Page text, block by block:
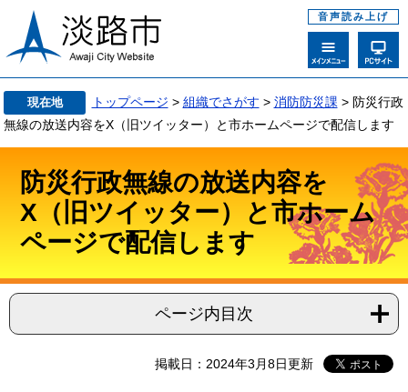
音声読み上げ
現在地 トップページ > 組織でさがす > 消防防災課 > 防災行政
無線の放送内容をX（旧ツイッター）と市ホームページで配信します
防災行政無線の放送内容を
X（旧ツイッター）と市ホーム
ページで配信します
ページ内目次
掲載日：2024年3月8日更新